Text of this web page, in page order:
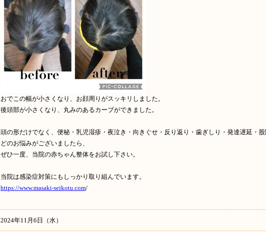
おでこの幅が小さくなり、お顔周りがスッキリしました。
後頭部が小さくなり、丸みのあるカーブができました。
頭の形だけでなく、便秘・乳児湿疹・夜泣き・向きぐせ・反り返り・歯ぎしり・発達遅延・
どのお悩みがございましたら、
ぜひ一度、当院の赤ちゃん整体をお試し下さい。
当院は感染症対策にもしっかり取り組んでいます。
https://www.masaki-seikotu.com/
2024年11月6日（水）